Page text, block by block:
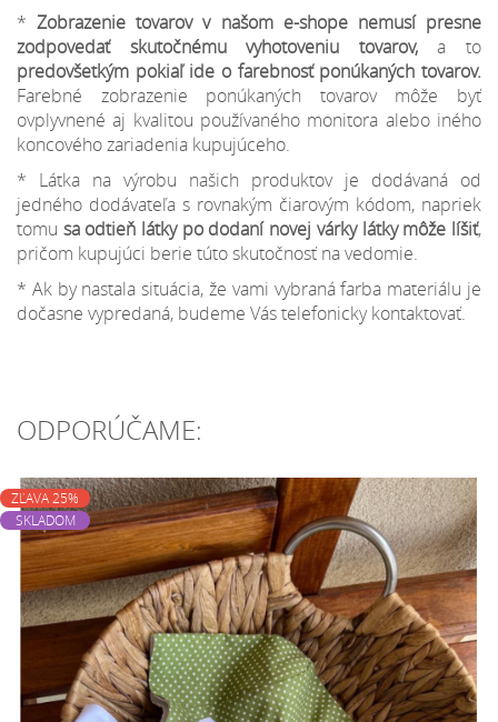
*Zobrazenie tovarov v našom e-shope nemusí presne
zodpovedať skutočnému vyhotoveniu tovarov,a to
predovšetkým pokiaľ ide o farebnosť ponúkaných tovarov.
Farebné zobrazenie ponúkaných tovarov môže byť
ovplyvnené aj kvalitou používaného monitora alebo iného
koncového zariadenia kupujúceho.
* Látka na výrobu našich produktov je dodávaná od
jedného dodávateľa s rovnakým čiarovým kódom, napriek
tomu sa odtieň látky po dodaní novej várky látky môže líšiť,
pričom kupujúci berie túto skutočnosť na vedomie.
* Ak by nastala situácia, že vami vybraná farba materiálu je
dočasne vypredaná, budeme Vás telefonicky kontaktovať.
ODPORÚČAME:
ZĽAVA 25%
SKLADOM